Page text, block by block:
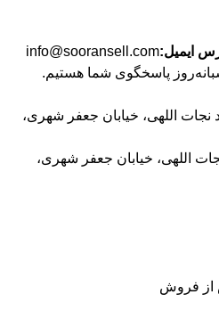
قوانین انتشار پارس‌کالا
نمایش داده می‌شود
info@sooransell.com
خیابان جعفر شهری،